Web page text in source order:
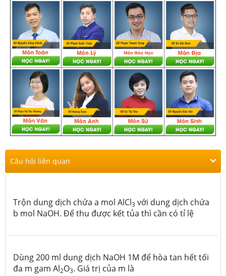
Câu hỏi liên quan
Trộn dung dịch chứa a mol AlCl3 với dung dịch chứa
b mol NaOH. Để thu được kết tủa thì cần có tỉ lệ
Dùng 200 ml dung dịch NaOH 1M để hòa tan hết tối
đa m gam Al2O3. Giá trị của m là